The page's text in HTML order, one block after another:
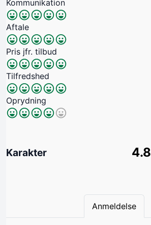
Kommunikation
Aftale
Pris jfr. tilbud
Tilfredshed
Oprydning
Karakter 4.8
Anmeldelse